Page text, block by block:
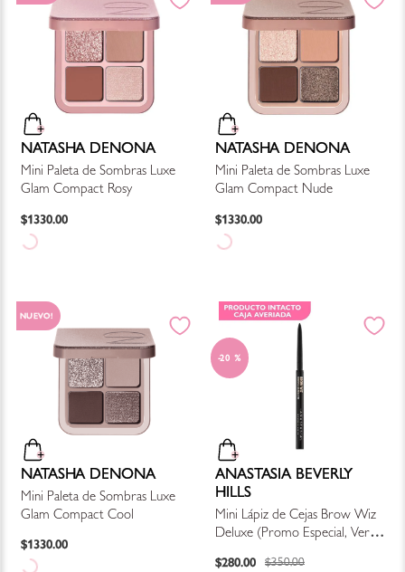
NATASHA DENONA
Mini Paleta de Sombras Luxe
Glam Compact Rosy
$1330.00
NATASHA DENONA
Mini Paleta de Sombras Luxe
Glam Compact Nude
$1330.00
NUEVO!
NATASHA DENONA
Mini Paleta de Sombras Luxe
Glam Compact Cool
$1330.00
20 %
ANASTASIA BEVERLY
HILLS
Mini Lápiz de Cejas Brow Wiz
Deluxe (Promo Especial, Ver
$280.00 $350.00